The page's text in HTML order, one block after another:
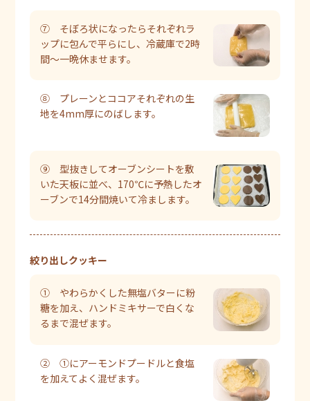
⑦ そぼろ状になったらそれぞれラ
ップに包んで平らにし、冷蔵庫で2時
間～一晩休ませます。
⑧ プレーンとココアそれぞれの生
地を4mm厚にのばします。
⑨ 型抜きしてオーブンシートを敷
いた天板に並べ、170℃に予熱したオ
ーブンで14分間焼いて冷まします。
絞り出しクッキー
① やわらかくした無塩バターに粉
糖を加え、ハンドミキサーで白くな
るまで混ぜます。
② ①にアーモンドプードルと食塩
を加えてよく混ぜます。